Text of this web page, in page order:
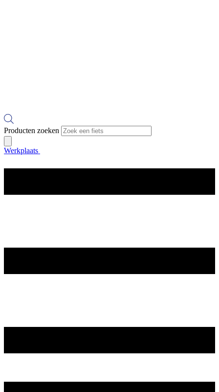
Producten zoeken
Werkplaats